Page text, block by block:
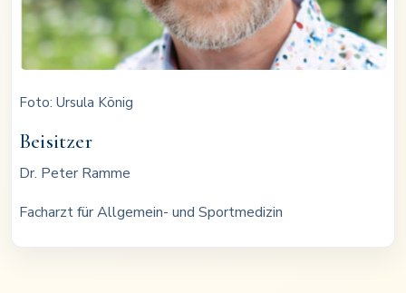
Foto: Ursula König
Beisitzer
Dr. Peter Ramme
Facharzt für Allgemein- und Sportmedizin